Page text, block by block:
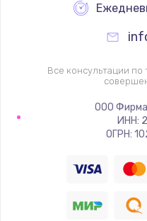
Все консультации
ООО
ИНН:
ОГРН: